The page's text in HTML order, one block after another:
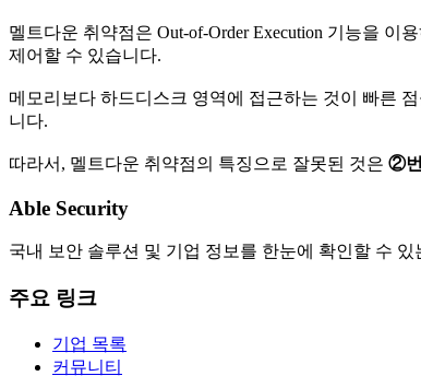
멜트다운 취약점은 Out-of-Order Execution 기능을
제어할 수 있습니다.
메모리보다 하드디스크 영역에 접근하는 것이 빠른
니다.
따라서, 멜트다운 취약점의 특징으로 잘못된 것은 ②번
Able Security
국내 보안 솔루션 및 기업 정보를 한눈에 확인할 수 있
주요 링크
기업 목록
커뮤니티